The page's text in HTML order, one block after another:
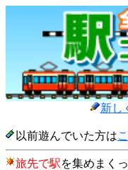
新し
以前遊んでいた方は
旅先で駅を集めまく